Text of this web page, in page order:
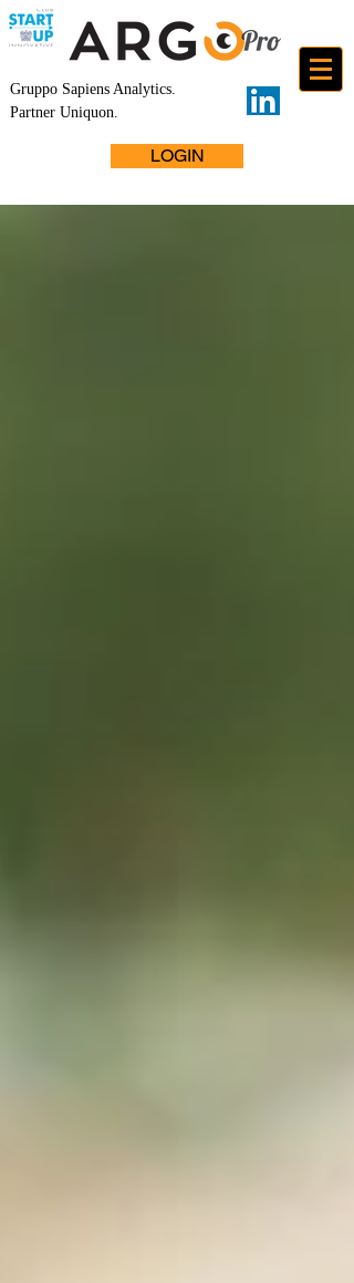
Gruppo Sapiens Analytics.
Partner Uniquon.
LOGIN